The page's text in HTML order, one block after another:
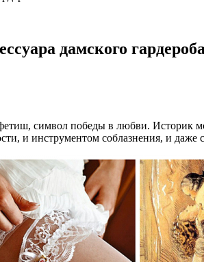
дамского гардероба
символ победы в любви. Историк
и инструментом соблазнения, и даже